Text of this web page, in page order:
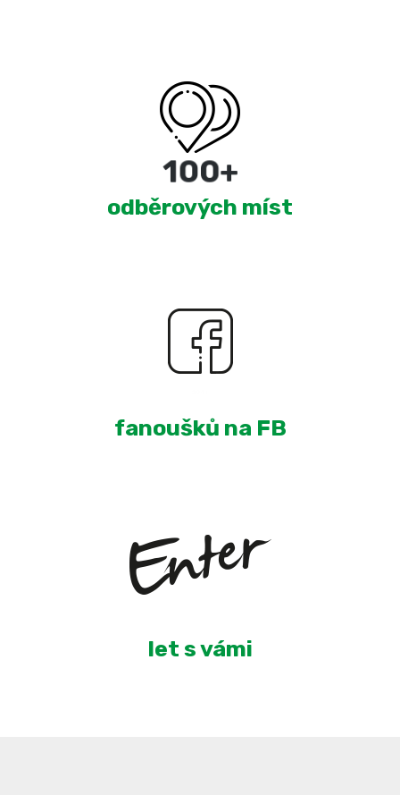
180+
odběrových míst
fanoušků na FB
let s vámi